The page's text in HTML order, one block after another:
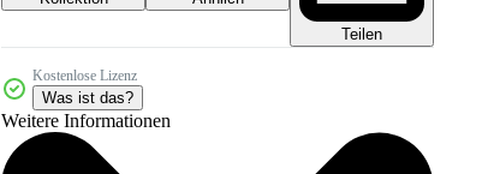
Teilen
Kostenlose Lizenz
Was ist das?
Weitere Informationen